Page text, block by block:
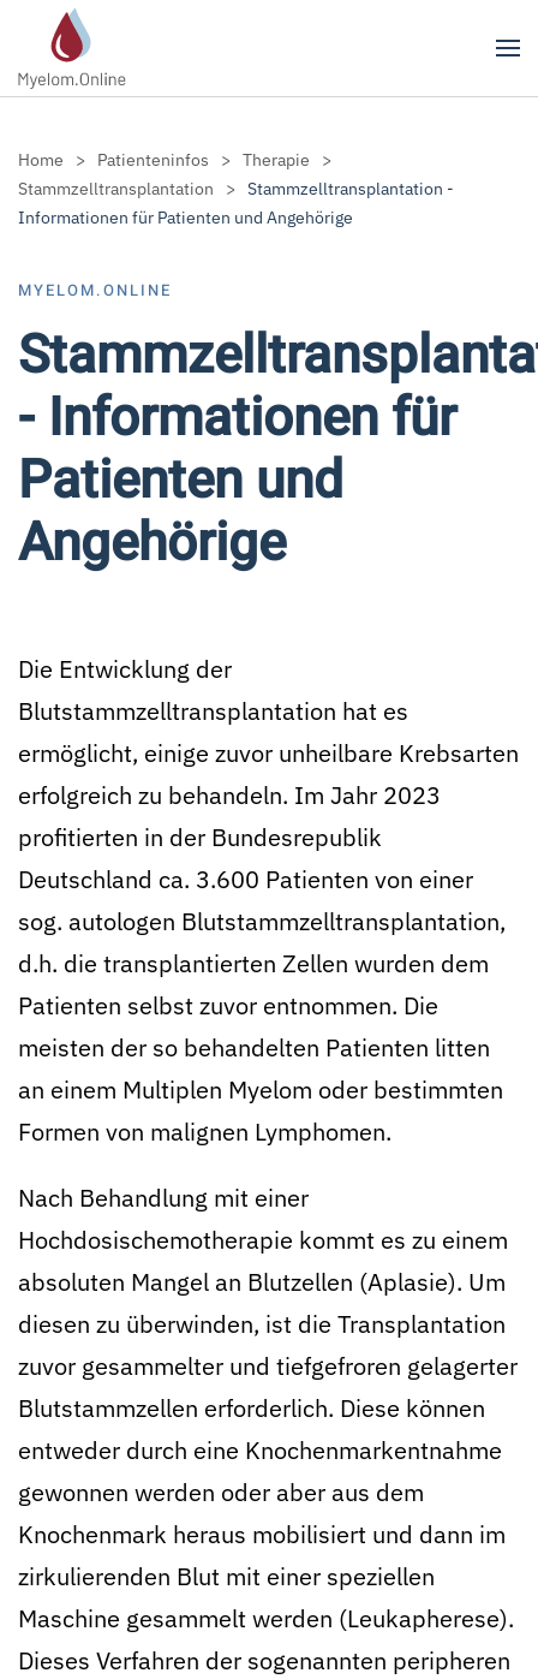
Zum Hauptinhalt springen
Home Patienteninfos
Therapie
Stammzelltransplantation
Stammzelltransplantation -
Informationen für Patienten und Angehörige
MYELOM.ONLINE
- Informationen für
Patienten und
Angehörige
Die Entwicklung der
Blutstammzelltransplantation hat es
ermöglicht, einige zuvor unheilbare Krebsarten
erfolgreich zu behandeln. Im Jahr 2023
profitierten in der Bundesrepublik
Deutschland ca. 3.600 Patienten von einer
sog. autologen Blutstammzelltransplantation,
d.h. die transplantierten Zellen wurden dem
Patienten selbst zuvor entnommen. Die
meisten der so behandelten Patienten litten
an einem Multiplen Myelom oder bestimmten
Formen von malignen Lymphomen.
Nach Behandlung mit einer
Hochdosischemotherapie kommt es zu einem
absoluten Mangel an Blutzellen (Aplasie). Um
diesen zu überwinden, ist die Transplantation
zuvor gesammelter und tiefgefroren gelagerter
Blutstammzellen erforderlich. Diese können
entweder durch eine Knochenmarkentnahme
gewonnen werden oder aber aus dem
Knochenmark heraus mobilisiert und dann im
zirkulierenden Blut mit einer speziellen
Maschine gesammelt werden (Leukapherese).
Dieses Verfahren der sogenannten peripheren